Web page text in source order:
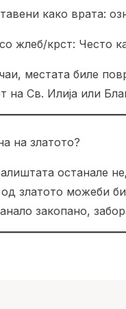
како врата:
жлеб/крст: Често
местата биле
на Св. Илија или
на златото?
останале
златото можеби
закопано,